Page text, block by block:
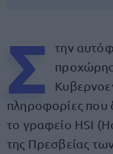
Σ την
πληροφορίες που
το γραφείο HSI
της Πρεσβείας